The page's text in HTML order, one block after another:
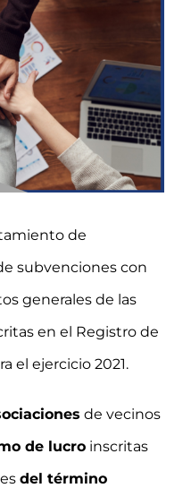
de
subvenciones con
generales de las
en el Registro de
el ejercicio 2021.
de vecinos
de lucro inscritas
del término